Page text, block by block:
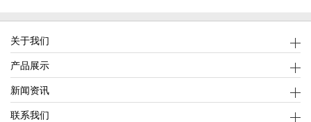
关于我们
产品展示
新闻资讯
联系我们